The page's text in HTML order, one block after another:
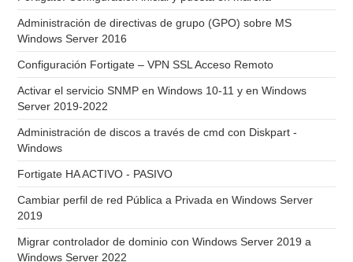
Administración de directivas de grupo (GPO) sobre MS
Windows Server 2016
Configuración Fortigate – VPN SSL Acceso Remoto
Activar el servicio SNMP en Windows 10-11 y en Windows
Server 2019-2022
Administración de discos a través de cmd con Diskpart -
Windows
Fortigate HA ACTIVO - PASIVO
Cambiar perfil de red Pública a Privada en Windows Server
2019
Migrar controlador de dominio con Windows Server 2019 a
Windows Server 2022